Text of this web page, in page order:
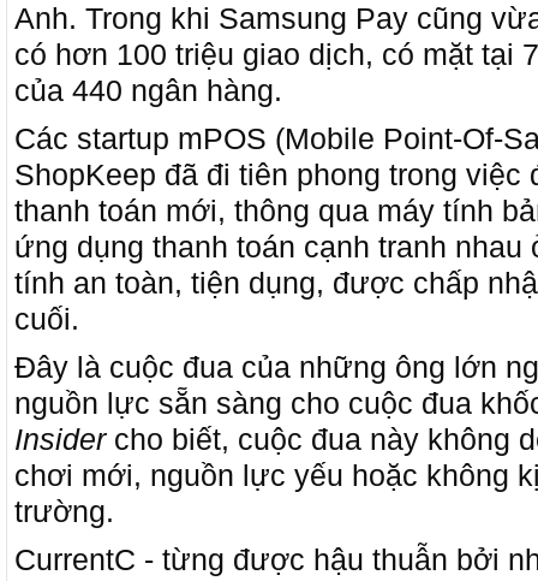
Anh. Trong khi Samsung Pay cũng
có hơn 100 triệu giao dịch, có mặt tại
của 440 ngân hàng.
Các startup mPOS (Mobile Point-Of-
ShopKeep đã đi tiên phong trong
thanh toán mới, thông qua máy tính
ứng dụng thanh toán cạnh tranh
tính an toàn, tiện dụng, được chấp
cuối.
Đây là cuộc đua của những ông lớn
nguồn lực sẵn sàng cho cuộc đua
Insidercho biết, cuộc đua này không
chơi mới, nguồn lực yếu hoặc không
trường.
CurrentC - từng được hậu thuẫn bởi